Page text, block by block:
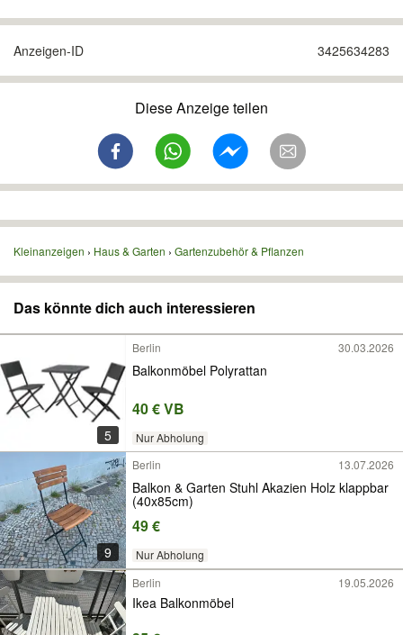
Anzeigen-ID 3425634283
Diese Anzeige teilen
Kleinanzeigen Haus & Garten Gartenzubehör & Pflanzen
Das könnte dich auch interessieren
5
Berlin 30.03.2026
Balkonmöbel Polyrattan
40 € VB
Nur Abholung
9
Berlin 13.07.2026
Balkon & Garten Stuhl Akazien Holz klappbar
(40x85cm)
49 €
Nur Abholung
Berlin 19.05.2026
Ikea Balkonmöbel